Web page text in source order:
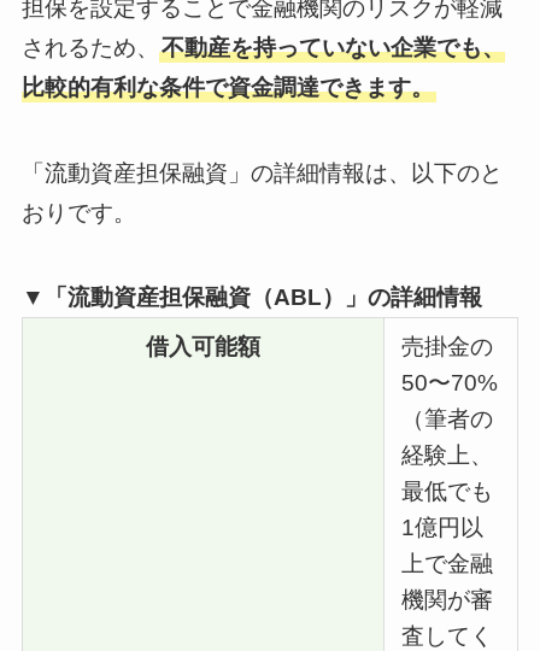
担保を設定することで金融機関のリスクが軽減
されるため、 不動産を持っていない企業でも、
比較的有利な条件で資金調達できます。
「流動資産担保融資」の詳細情報は、以下のと
おりです。
▼「流動資産担保融資（ABL）」の詳細情報
借入可能額
売掛金の
50〜70%
（筆者の
経験上、
最低でも
1億円以
上で金融
機関が審
査してく